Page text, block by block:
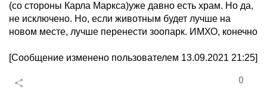
(со стороны Карла Маркса)уже давно есть храм. Но да,
не исключено. Но, если животным будет лучше на
новом месте, лучше перенести зоопарк. ИМХО, конечно
[Сообщение изменено пользователем 13.09.2021 21:25]
0